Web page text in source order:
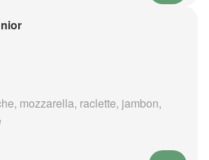
mozzarella, raclette, jambon,